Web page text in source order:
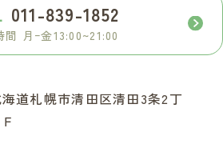
011-839-1852
間 月ｰ金13:00~21:00
道札幌市清田区清田3条2丁